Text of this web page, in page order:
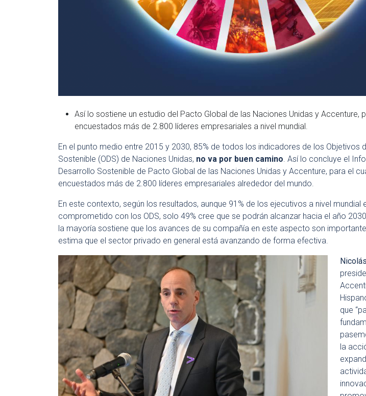
Así lo sostiene un estudio del Pacto Global de las Naciones Unidas y Accenture,
encuestados más de 2.800 líderes empresariales a nivel mundial.
En el punto medio entre 2015 y 2030, 85% de todos los indicadores de los Objetivos
Sostenible (ODS) de Naciones Unidas, no va por buen camino . Así lo concluye el
Desarrollo Sostenible de Pacto Global de las Naciones Unidas y Accenture, para el
encuestados más de 2.800 líderes empresariales alrededor del mundo.
En este contexto, según los resultados, aunque 91% de los ejecutivos a nivel mundial
comprometido con los ODS, solo 49% cree que se podrán alcanzar hacia el año
la mayoría sostiene que los avances de su compañía en este aspecto son
estima que el sector privado en general está avanzando de forma efectiva.
que
la